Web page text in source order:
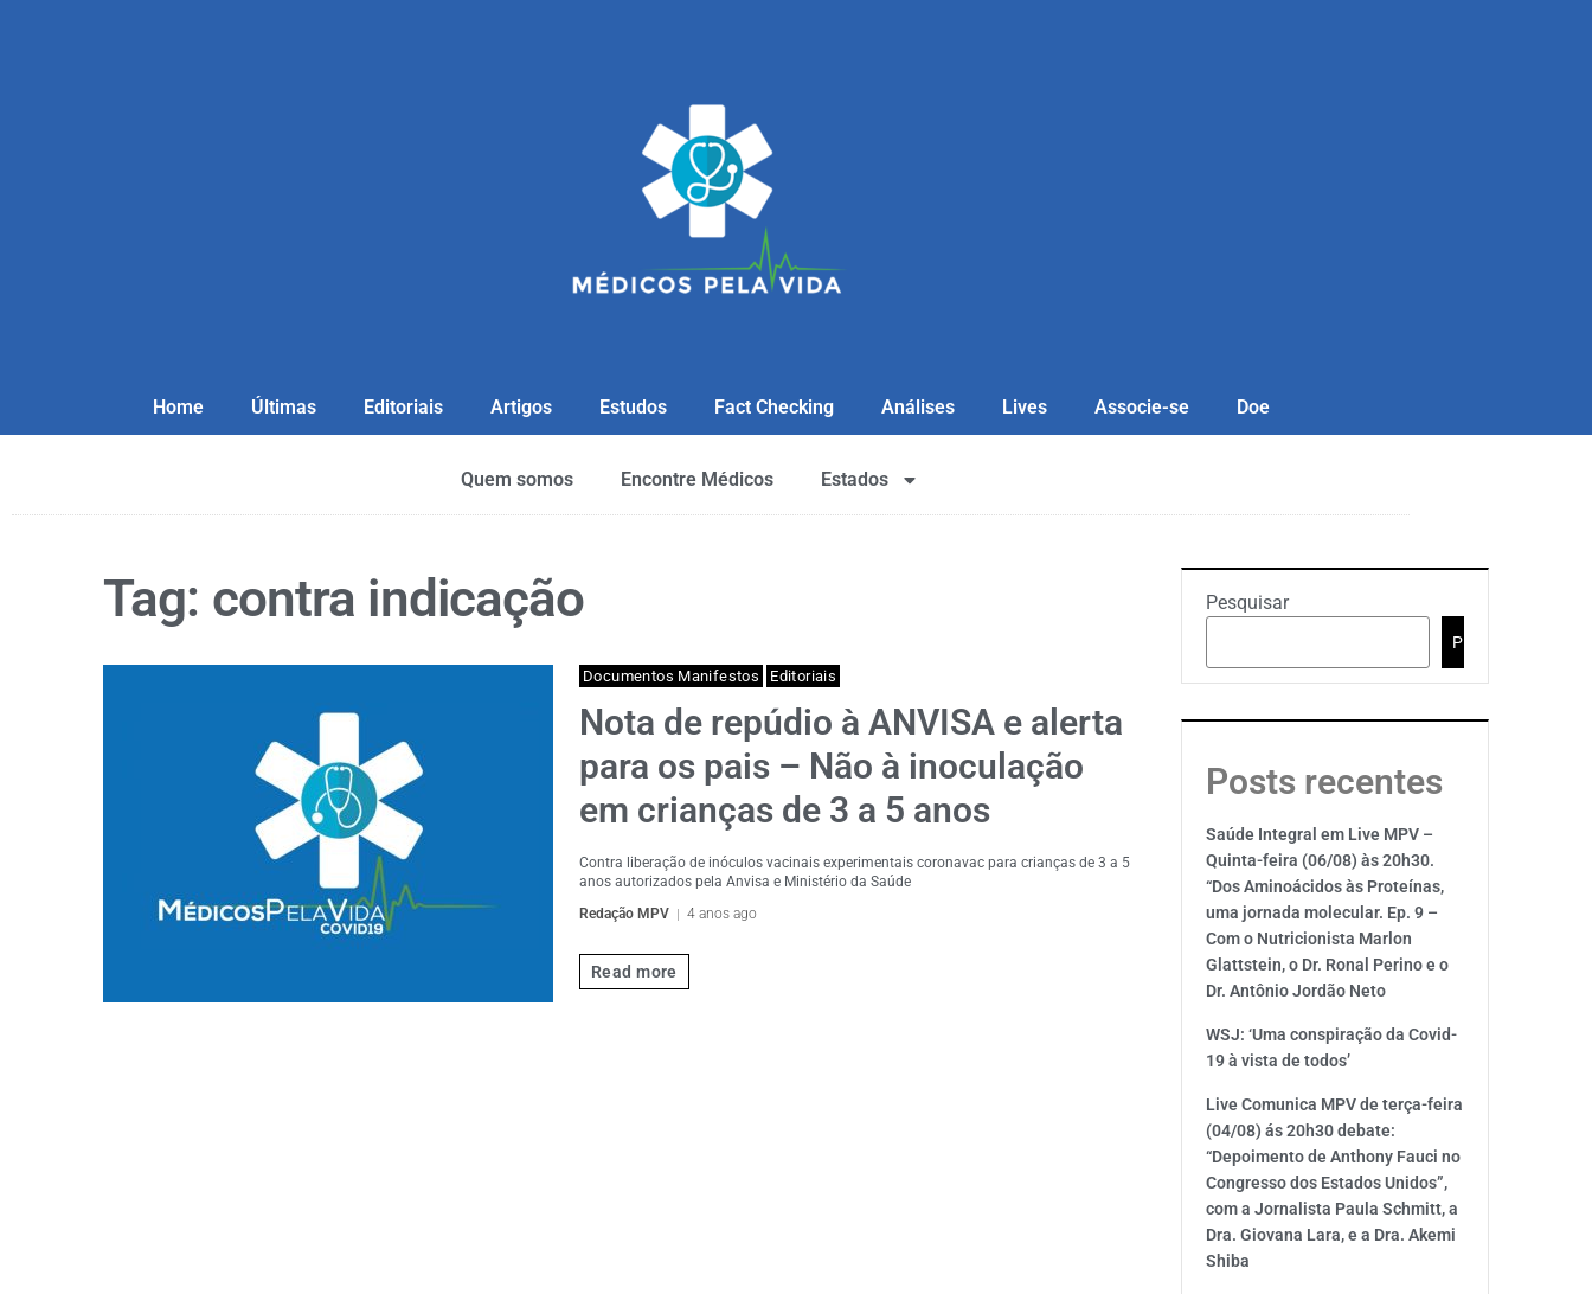
Home Últimas Editoriais Artigos Estudos Fact Checking Análises Lives Associe-se Doe
Quem somos Encontre Médicos Estados
Tag: contra indicação
Documentos Manifestos Editoriais
Nota de repúdio à ANVISA e alerta
para os pais – Não à inoculação
em crianças de 3 a 5 anos
Contra liberação de inóculos vacinais experimentais coronavac para crianças de 3 a 5
anos autorizados pela Anvisa e Ministério da Saúde
Redação MPV
4 anos ago
Read more
Pesquisar
Pesquisar
Posts recentes
Saúde Integral em Live MPV –
Quinta-feira (06/08) às 20h30.
“Dos Aminoácidos às Proteínas,
uma jornada molecular. Ep. 9 –
Com o Nutricionista Marlon
Glattstein, o Dr. Ronal Perino e o
Dr. Antônio Jordão Neto
WSJ: ‘Uma conspiração da Covid-
19 à vista de todos’
Live Comunica MPV de terça-feira
(04/08) ás 20h30 debate:
“Depoimento de Anthony Fauci no
Congresso dos Estados Unidos”,
com a Jornalista Paula Schmitt, a
Dra. Giovana Lara, e a Dra. Akemi
Shiba